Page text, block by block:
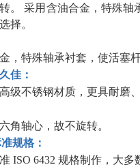
。 采用含油合金，特殊
择。
，特殊轴承衬套，使活塞杆
佳：
级不锈钢材质，更具耐磨、
角轴心，故不旋转。
规格：
ISO 6432 规格制作，大多